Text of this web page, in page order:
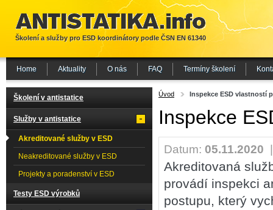
Úvod Inspekce ESD vlastností
Inspekce
Datum: 05.11.2020
Akreditovaná
provádí inspekci
postupu, který
Školení v antistatice
Služby v antistatice
Akreditované služby v ESD
Neakreditované služby v ESD
Projekty a poradenství v ESD
Testy ESD výrobků
Školení a služby pro ESD koordinátory podle ČSN EN 61340
Home Aktuality O nás FAQ Termíny školení